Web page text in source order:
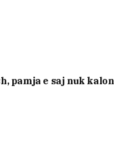
pamja e saj nuk kalon